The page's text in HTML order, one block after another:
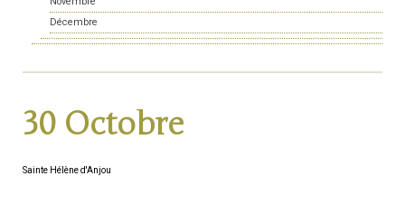
Décembre
30 Octobre
Sainte Hélène d'Anjou